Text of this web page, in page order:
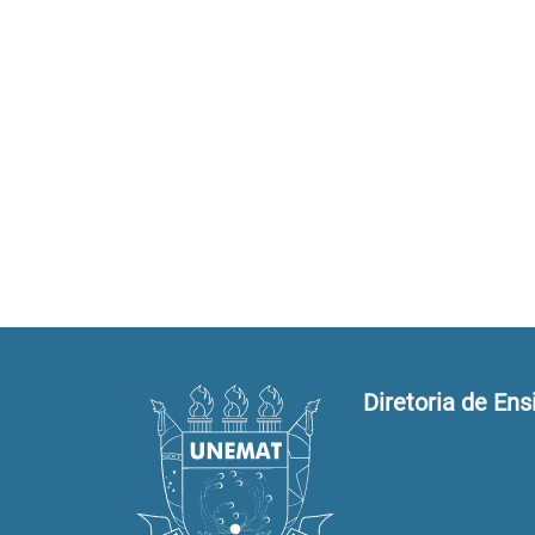
Diretoria de